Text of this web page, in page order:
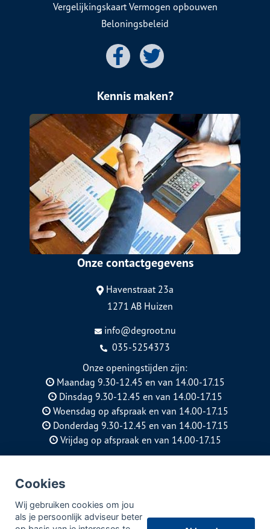
Cookies
Wij gebruiken cookies om jou
als je persoonlijk adviseur beter
Vergelijkingskaart Vermogen opbouwen
Beloningsbeleid
Kennis maken?
Onze contactgegevens
Havenstraat 23a
1271 AB Huizen
info@degroot.nu
035-5254373
Onze openingstijden zijn:
Maandag 9.30-12.45 en van 14.00-17.15
Dinsdag 9.30-12.45 en van 14.00-17.15
Woensdag op afspraak en van 14.00-17.15
Donderdag 9.30-12.45 en van 14.00-17.15
Vrijdag op afspraak en van 14.00-17.15
© CopyrightAssupport BV2026